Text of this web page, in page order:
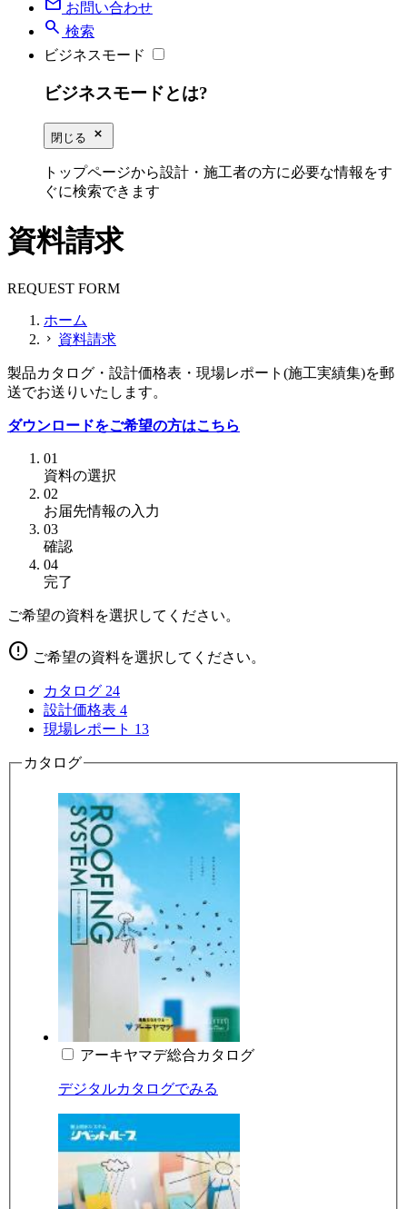
お問い合わせ
search 検索
ビジネスモード
ビジネスモードとは?
閉じる close_small
トップページから設計・施工者の方に必要な情報をす
ぐに検索できます
資料請求
REQUEST FORM
ホーム
chevron_right 資料請求
製品カタログ・設計価格表・現場レポート(施工実績集)を郵
送でお送りいたします。
ダウンロードをご希望の方はこちら
01
資料の選択
02
お届先情報の入力
03
確認
04
完了
ご希望の資料を選択してください。
error ご希望の資料を選択してください。
カタログ 24
設計価格表 4
現場レポート 13
カタログ
アーキヤマデ総合カタログ
デジタルカタログでみる